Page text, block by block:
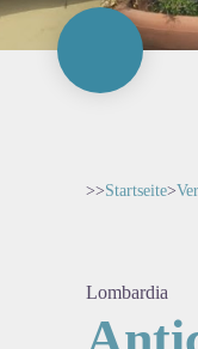
>>Startseite>
Lombardia